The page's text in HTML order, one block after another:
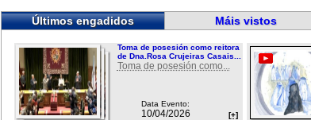
Últimos engadidos Máis vistos
Toma de posesión como reitora
de Dna.Rosa Crujeiras Casais...
Toma de posesión como...
Data Evento:
10/04/2026 [+]